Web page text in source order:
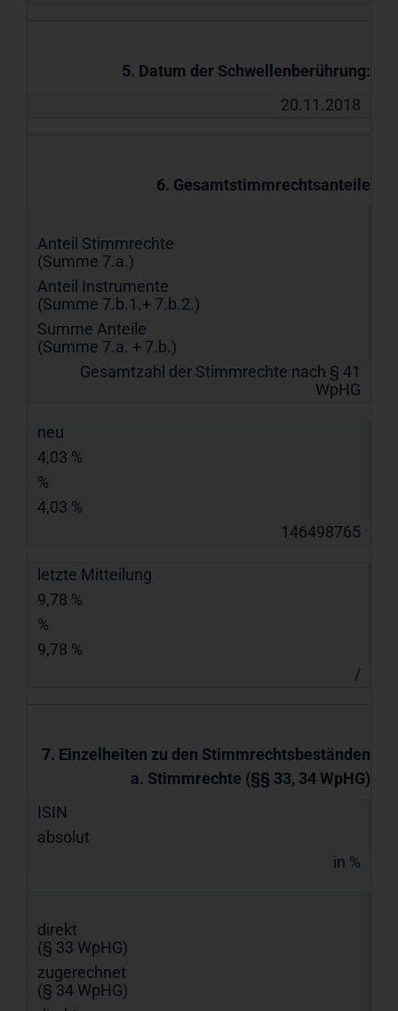
5. Datum der Schwellenberührung:
20.11.2018
6. Gesamtstimmrechtsanteile
Anteil Stimmrechte
(Summe 7.a.)
Anteil Instrumente
(Summe 7.b.1.+ 7.b.2.)
Summe Anteile
(Summe 7.a. + 7.b.)
Gesamtzahl der Stimmrechte nach § 41
WpHG
neu
4,03 %
%
4,03 %
146498765
letzte Mitteilung
9,78 %
%
9,78 %
/
7. Einzelheiten zu den Stimmrechtsbeständen
a. Stimmrechte (§§ 33, 34 WpHG)
ISIN
absolut
in %
direkt
(§ 33 WpHG)
zugerechnet
(§ 34 WpHG)